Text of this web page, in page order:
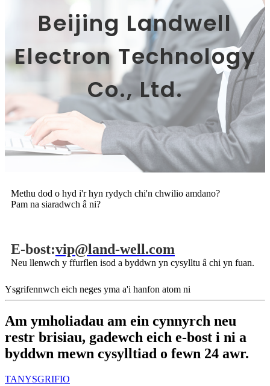
Beijing Landwell
Electron Technology
Co., Ltd.
Methu dod o hyd i'r hyn rydych chi'n chwilio amdano?
Pam na siaradwch â ni?
E-bost:vip@land-well.com
Neu llenwch y ffurflen isod a byddwn yn cysylltu â chi yn fuan.
Ysgrifennwch eich neges yma a'i hanfon atom ni
Am ymholiadau am ein cynnyrch neu
restr brisiau, gadewch eich e-bost i ni a
byddwn mewn cysylltiad o fewn 24 awr.
TANYSGRIFIO